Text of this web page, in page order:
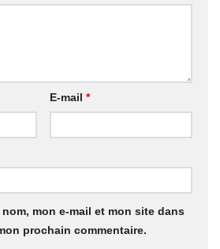
E-mail *
mon e-mail et mon site dans
prochain commentaire.